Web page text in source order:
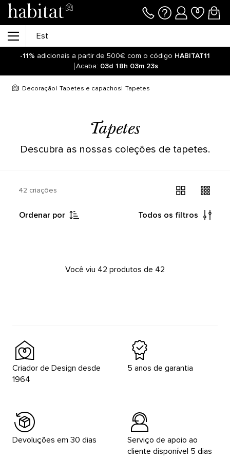
-11% adicionais a partir de 500€ com o código HABITAT11
Acaba: 03d 18h 03m 23s
Decoração Tapetes e capachos Tapetes
Tapetes
Descubra as nossas coleções de tapetes.
42 criações
Ordenar por Todos os filtros
Você viu 42 produtos de 42
Criador de Design desde
1964
5 anos de garantia
Devoluções em 30 dias
Serviço de apoio ao
cliente disponível 5 dias